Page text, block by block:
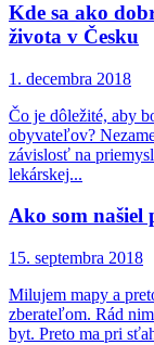
Kde sa ako
života v Česku
1. decembra 2018
Čo je dôležité, aby
obyvateľov?
závislosť na
lekárskej...
Ako som našiel
15. septembra 2018
Milujem mapy a
zberateľom. Rád
byt. Preto ma pri